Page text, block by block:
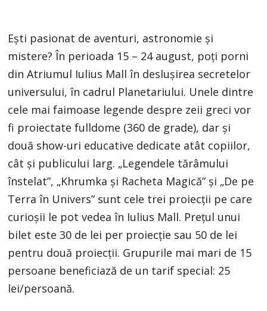
Ești pasionat de aventuri, astronomie și
mistere? În perioada 15 – 24 august, poți porni
din Atriumul Iulius Mall în deslușirea secretelor
universului, în cadrul Planetariului. Unele dintre
cele mai faimoase legende despre zeii greci vor
fi proiectate fulldome (360 de grade), dar și
două show-uri educative dedicate atât copiilor,
cât și publicului larg. „Legendele tărâmului
înstelat”, „Khrumka și Racheta Magică” și „De pe
Terra în Univers” sunt cele trei proiecții pe care
curioșii le pot vedea în Iulius Mall. Prețul unui
bilet este 30 de lei per proiecție sau 50 de lei
pentru două proiecții. Grupurile mai mari de 15
persoane beneficiază de un tarif special: 25
lei/persoană.